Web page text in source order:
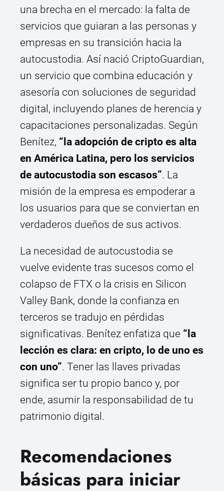
una brecha en el mercado: la falta de
servicios que guiaran a las personas y
empresas en su transición hacia la
autocustodia. Así nació CriptoGuardian,
un servicio que combina educación y
asesoría con soluciones de seguridad
digital, incluyendo planes de herencia y
capacitaciones personalizadas. Según
Benítez, “la adopción de cripto es alta
en América Latina, pero los servicios
de autocustodia son escasos”. La
misión de la empresa es empoderar a
los usuarios para que se conviertan en
verdaderos dueños de sus activos.
La necesidad de autocustodia se
vuelve evidente tras sucesos como el
colapso de FTX o la crisis en Silicon
Valley Bank, donde la confianza en
terceros se tradujo en pérdidas
significativas. Benítez enfatiza que “la
lección es clara: en cripto, lo de uno es
con uno”. Tener las llaves privadas
significa ser tu propio banco y, por
ende, asumir la responsabilidad de tu
patrimonio digital.
Recomendaciones
básicas para iniciar